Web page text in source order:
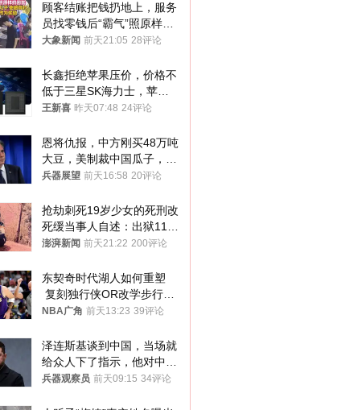
顾客结账把钱扔地上，服务
员找零钱后“霸气”照原样扔
回去
大象新闻 前天21:05 28评论
长鑫拒绝苹果压价，价格不
低于三星SK海力士，苹果
失去了议价权
王新喜 昨天07:48 24评论
恩将仇报，中方刚买48万吨
大豆，美制裁中国瓜子，布
林肯措辞变了
兵器展望 前天16:58 20评论
抢劫刺死19岁少女的死刑改
死缓当事人自述：出狱11年
间始终刻意躲避被害人家属
澎湃新闻 前天21:22 200评论
东契奇时代湖人如何重塑
复刻独行侠OR改学步行
者？
NBA广角 前天13:23 39评论
泽连斯基谈到中国，当场就
给众人下了指示，他对中国
和中乌关系，显然又有了新
兵器观察员 前天09:15 34评论